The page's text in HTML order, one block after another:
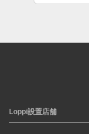
Loppi設置店舗